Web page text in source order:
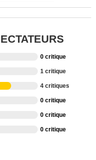
0 critique
1 critique
4 critiques
0 critique
0 critique
0 critique